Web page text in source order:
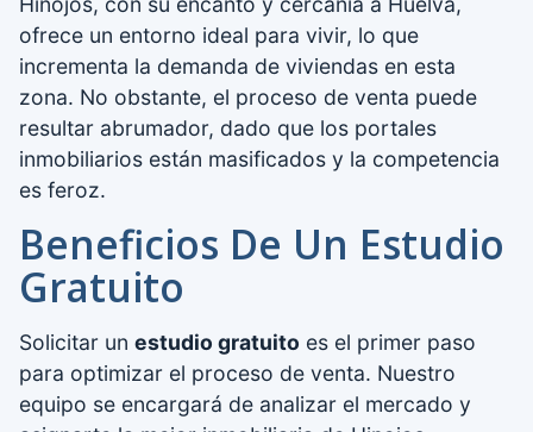
ofrece un entorno ideal para vivir, lo que
incrementa la demanda de viviendas en esta
zona. No obstante, el proceso de venta puede
resultar abrumador, dado que los portales
inmobiliarios están masificados y la competencia
es feroz.
Beneficios De Un Estudio
Gratuito
Solicitar un estudio gratuito es el primer paso
para optimizar el proceso de venta. Nuestro
equipo se encargará de analizar el mercado y